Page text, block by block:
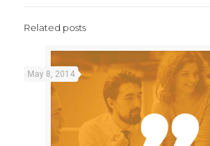
Related posts
May 8, 2014